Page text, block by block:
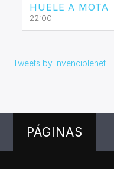
HUELE A MOTA
22:00
Tweets by Invenciblenet
PÁGINAS